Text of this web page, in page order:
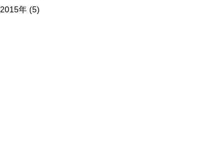
2015年 (5)